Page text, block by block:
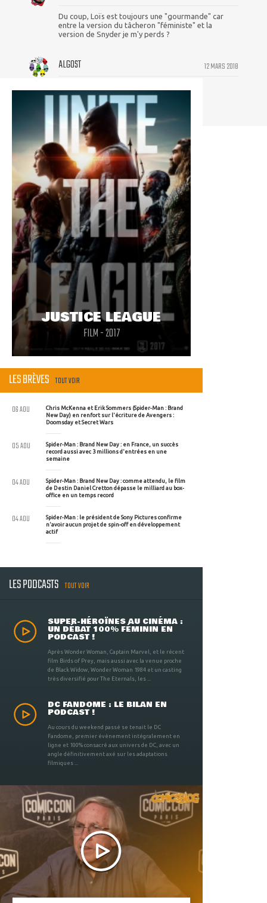
Du coup, Loïs est toujours une "gourmande" car
entre la version du tâcheron "féministe" et la
version de Snyder je m'y perds ?
12 MARS 2018
ALGOST
JUSTICE LEAGUE
FILM - 2017
LES BRÈVES TOUT VOIR
Chris McKenna et Erik Sommers (Spider-Man : Brand
New Day) en renfort sur l'écriture de Avengers :
Doomsday et Secret Wars
06 AOU
Spider-Man : Brand New Day : en France, un succès
record aussi avec 3 millions d'entrées en une
semaine
05 AOU
Spider-Man : Brand New Day : comme attendu, le film
de Destin Daniel Cretton dépasse le milliard au box-
office en un temps record
04 AOU
Spider-Man : le président de Sony Pictures confirme
n'avoir aucun projet de spin-off en développement
actif
04 AOU
LES PODCASTS TOUT VOIR
SUPER-HÉROÏNES AU CINÉMA :
UN DÉBAT 100% FÉMININ EN
PODCAST !
Après Wonder Woman, Captain Marvel, et le récent
film Birds of Prey, mais aussi avec la venue proche
de Black Widow, Wonder Woman 1984 et un casting
très diversifié pour The Eternals, les ...
DC FANDOME : LE BILAN EN
PODCAST !
Au cours du weekend passé se tenait le DC
Fandome, premier évènement intégralement en
ligne et 100% consacré aux univers de DC, avec un
angle définitivement axé sur les adaptations
filmiques ...